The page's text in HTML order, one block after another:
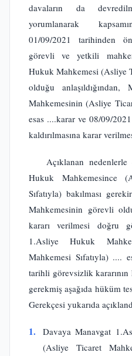
davaların da
yorumlanarak
01/09/2021 tarihinden
görevli ve yetkili
Hukuk Mahkemesi (Asliye
olduğu
Mahkemesinin (Asliye
esas ....karar ve 08/09/
kaldırılmasına karar
Açıklanan
Hukuk Mahkemesince
Sıfatıyla) bakılması
Mahkemesinin görevli
kararı verilmesi doğru
1.Asliye Hukuk
Mahkemesi Sıfatıyla) ....
tarihli görevsizlik kararının
gerekmiş aşağıda hüküm
Gerekçesi yukarıda
1.
Davaya Manavgat
(Asliye Ticaret